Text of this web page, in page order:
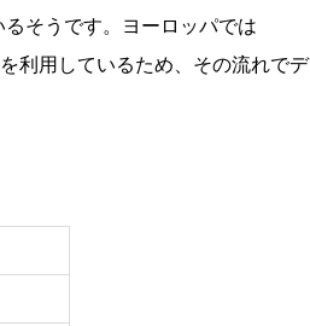
そうです。ヨーロッパでは
利用しているため、その流れでデ